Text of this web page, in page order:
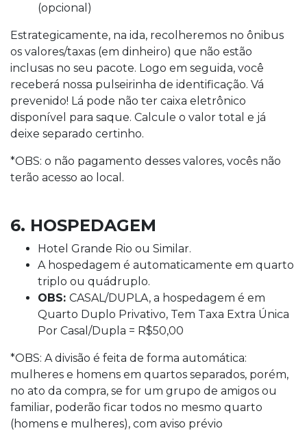
(opcional)
Estrategicamente, na ida, recolheremos no ônibus
os valores/taxas (em dinheiro) que não estão
inclusas no seu pacote. Logo em seguida, você
receberá nossa pulseirinha de identificação. Vá
prevenido! Lá pode não ter caixa eletrônico
disponível para saque. Calcule o valor total e já
deixe separado certinho.
*OBS: o não pagamento desses valores, vocês não
terão acesso ao local.
6. HOSPEDAGEM
Hotel Grande Rio ou Similar.
A hospedagem é automaticamente em quarto
triplo ou quádruplo.
OBS: CASAL/DUPLA, a hospedagem é em
Quarto Duplo Privativo, Tem Taxa Extra Única
Por Casal/Dupla = R$50,00
*OBS: A divisão é feita de forma automática:
mulheres e homens em quartos separados, porém,
no ato da compra, se for um grupo de amigos ou
familiar, poderão ficar todos no mesmo quarto
(homens e mulheres), com aviso prévio